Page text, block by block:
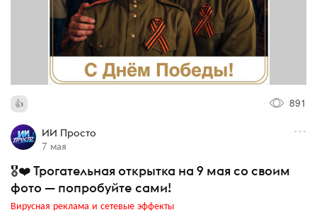
891
ИИ Просто
7 мая
🎖❤️ Трогательная открытка на 9 мая со своим
фото — попробуйте сами!
Вирусная реклама и сетевые эффекты